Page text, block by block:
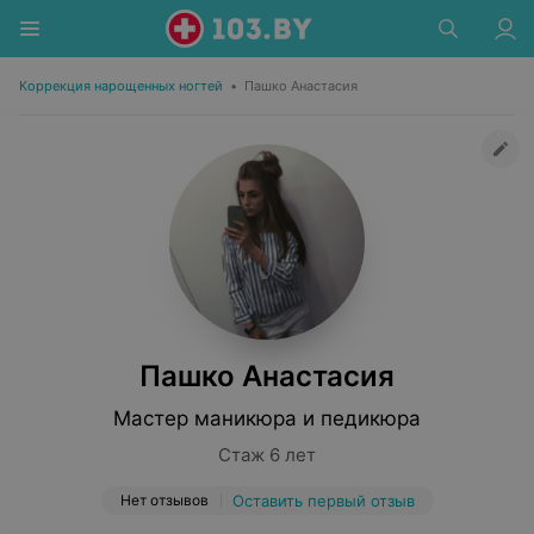
Коррекция нарощенных ногтей • Пашко Анастасия
Пашко Анастасия
Мастер маникюра и педикюра
Стаж 6 лет
Нет отзывов Оставить первый отзыв